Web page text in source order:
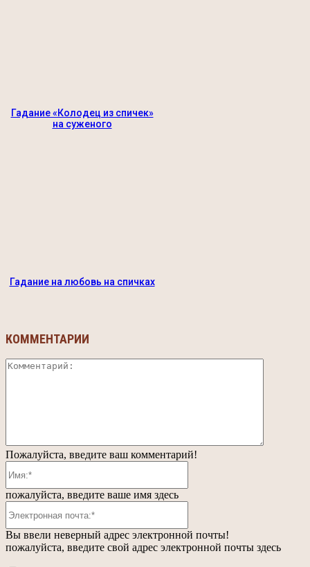
Гадание «Колодец из спичек»
на суженого
Гадание на любовь на спичках
КОММЕНТАРИИ
Пожалуйста, введите ваш комментарий!
пожалуйста, введите ваше имя здесь
Вы ввели неверный адрес электронной почты!
пожалуйста, введите свой адрес электронной почты здесь